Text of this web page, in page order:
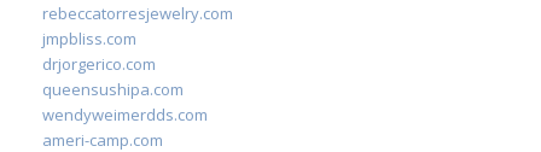
rebeccatorresjewelry.com
jmpbliss.com
drjorgerico.com
queensushipa.com
wendyweimerdds.com
ameri-camp.com